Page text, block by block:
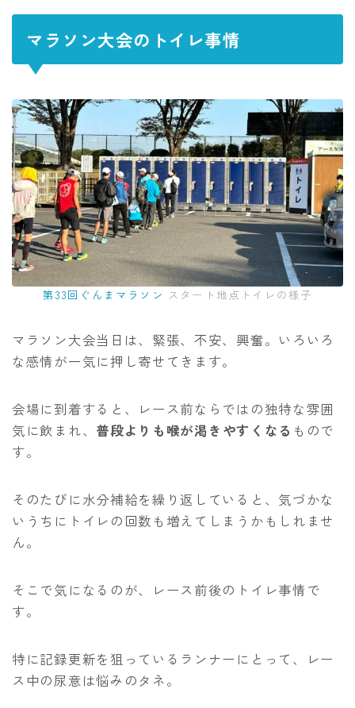
マラソン大会のトイレ事情
第33回ぐんまマラソン スタート地点トイレの様子
マラソン大会当日は、緊張、不安、興奮。いろいろ
な感情が一気に押し寄せてきます。
会場に到着すると、レース前ならではの独特な雰囲
気に飲まれ、 普段よりも喉が渇きやすくなる もので
す。
そのたびに水分補給を繰り返していると、気づかな
いうちにトイレの回数も増えてしまうかもしれませ
ん。
そこで気になるのが、レース前後のトイレ事情で
す。
特に記録更新を狙っているランナーにとって、レー
ス中の尿意は悩みのタネ。